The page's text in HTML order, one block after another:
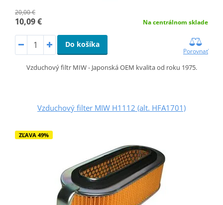
20,00 €
10,09 € Na centrálnom sklade
Do košíka
Porovnať
Vzduchový filtr MIW - Japonská OEM kvalita od roku 1975.
Vzduchový filter MIW H1112 (alt. HFA1701)
ZĽAVA 49%